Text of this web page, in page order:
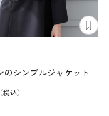
のシンプルジャケット
（税込）